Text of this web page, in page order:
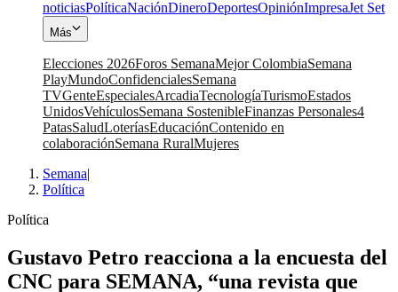
noticiasPolíticaNaciónDineroDeportesOpiniónImpresaJet Set
Más
Elecciones 2026Foros SemanaMejor ColombiaSemana
PlayMundoConfidencialesSemana
TVGenteEspecialesArcadiaTecnologíaTurismoEstados
UnidosVehículosSemana SostenibleFinanzas Personales4
PatasSaludLoteríasEducaciónContenido en
colaboraciónSemana RuralMujeres
Semana|
Política
Política
Gustavo Petro reacciona a la encuesta del
CNC para SEMANA, “una revista que